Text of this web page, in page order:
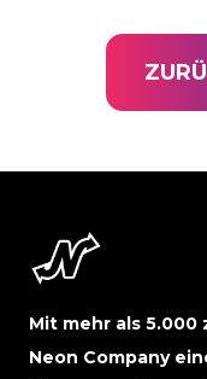
Mit mehr als
Neon Company